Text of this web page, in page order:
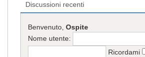
Discussioni recenti
Benvenuto,Ospite
Nome utente:
Ricordami